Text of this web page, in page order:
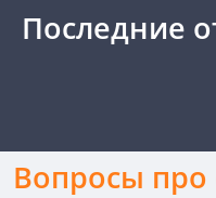
Последние
Вопросы про